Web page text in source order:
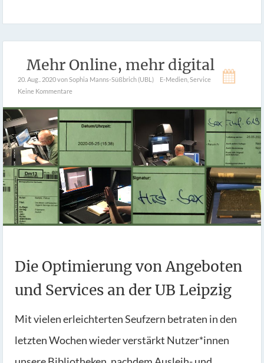
Mehr Online, mehr digital
20. Aug.. 2020von Sophia Manns-Süßbrich (UBL) E-Medien Service
Keine Kommentare
Die Optimierung von Angeboten
und Services an der UB Leipzig
Mit vielen erleichterten Seufzern betraten in den
letzten Wochen wieder verstärkt Nutzer*innen